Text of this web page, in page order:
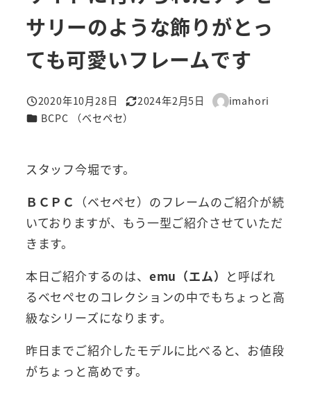
サリーのような飾りがとっ
ても可愛いフレームです
投稿日
2020年10月28日
更新日
2024年2月5日
著
imahori
カテゴリー
BCPC （ベセペセ）
スタッフ今堀です。
ＢＣＰＣ （ベセペセ）のフレームのご紹介が続
いておりますが、もう一型ご紹介させていただ
きます。
本日ご紹介するのは、 emu（エム） と呼ばれ
るベセペセのコレクションの中でもちょっと高
級なシリーズになります。
昨日までご紹介したモデルに比べると、お値段
がちょっと高めです。